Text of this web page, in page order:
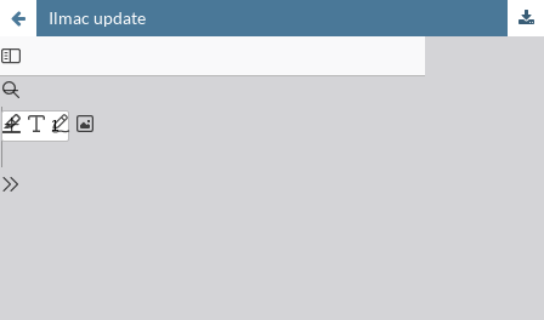
Ilmac update